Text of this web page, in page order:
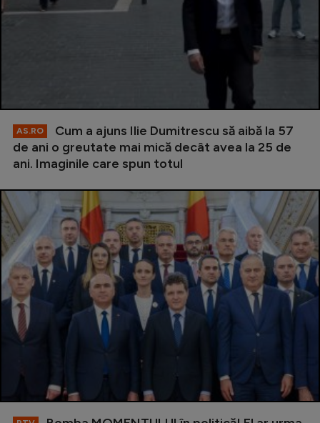
AS.RO
Cum a ajuns Ilie Dumitrescu să aibă la 57
de ani o greutate mai mică decât avea la 25 de
ani. Imaginile care spun totul